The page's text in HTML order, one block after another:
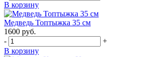
В корзину
Медведь Топтыжка 35 см
1600 руб.
-
+
В корзину